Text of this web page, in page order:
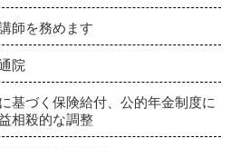
師を務めます
院
基づく保険給付、公的年金制度に
相殺的な調整